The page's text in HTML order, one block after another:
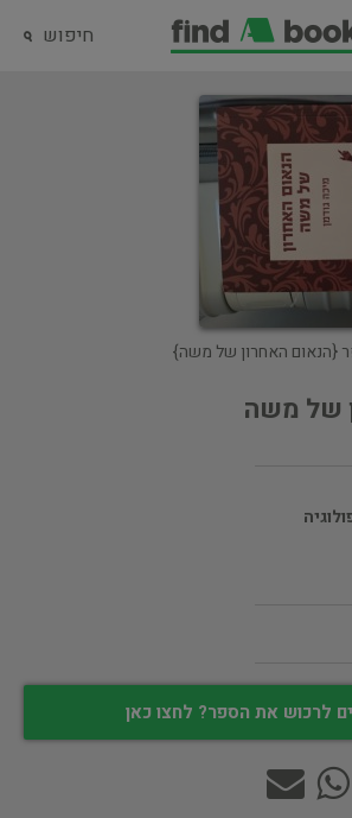
חיפוש
{הנאום האחרון של משה}
של משה
לרכוש את הספר? לחצו כאן